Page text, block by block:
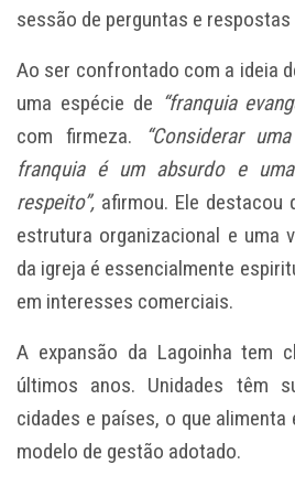
sessão de perguntas e
Ao ser confrontado com a ideia
uma espécie de “franquia
com firmeza.
“Considerar
franquia é um absurdo e
respeito”, afirmou. Ele destacou
estrutura organizacional e uma
da igreja é essencialmente
em interesses comerciais.
A expansão da Lagoinha tem
últimos anos. Unidades têm
cidades e países, o que
modelo de gestão adotado.